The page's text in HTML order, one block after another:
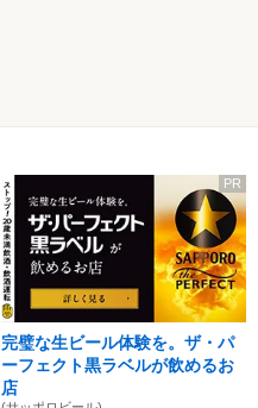
PR
完璧な生ビール体験を。ザ・パ
ーフェクト黒ラベルが飲めるお
店